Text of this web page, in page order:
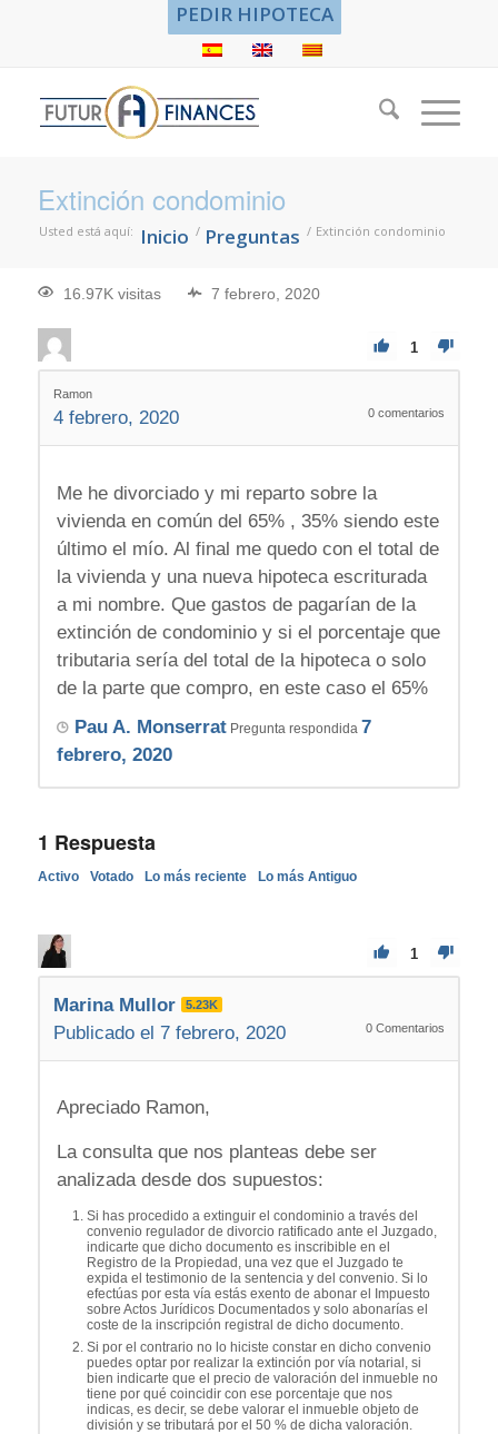
PEDIR HIPOTECA
Extinción condominio
Usted está aquí: Inicio / Preguntas / Extinción condominio
16.97K visitas 7 febrero, 2020
1
Ramon
4 febrero, 2020 0 comentarios
Me he divorciado y mi reparto sobre la
vivienda en común del 65% , 35% siendo este
último el mío. Al final me quedo con el total de
la vivienda y una nueva hipoteca escriturada
a mi nombre. Que gastos de pagarían de la
extinción de condominio y si el porcentaje que
tributaria sería del total de la hipoteca o solo
de la parte que compro, en este caso el 65%
Pau A. MonserratPregunta respondida 7
febrero, 2020
1 Respuesta
Activo Votado Lo más reciente Lo más Antiguo
1
Marina Mullor 5.23K
Publicado el 7 febrero, 2020 0 Comentarios
Apreciado Ramon,
La consulta que nos planteas debe ser
analizada desde dos supuestos:
Si has procedido a extinguir el condominio a través del
convenio regulador de divorcio ratificado ante el Juzgado,
indicarte que dicho documento es inscribible en el
Registro de la Propiedad, una vez que el Juzgado te
expida el testimonio de la sentencia y del convenio. Si lo
efectúas por esta vía estás exento de abonar el Impuesto
sobre Actos Jurídicos Documentados y solo abonarías el
coste de la inscripción registral de dicho documento.
Si por el contrario no lo hiciste constar en dicho convenio
puedes optar por realizar la extinción por vía notarial, si
bien indicarte que el precio de valoración del inmueble no
tiene por qué coincidir con ese porcentaje que nos
indicas, es decir, se debe valorar el inmueble objeto de
división y se tributará por el 50 % de dicha valoración.